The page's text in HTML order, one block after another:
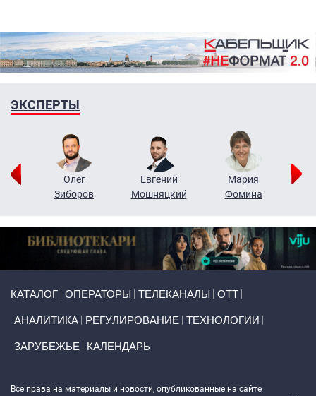
ЭКСПЕРТЫ
Олег
Зиборов
Евгений
Мошняцкий
Мария
Фомина
КАТАЛОГ ОПЕРАТОРЫ ТЕЛЕКАНАЛЫ ОТТ
АНАЛИТИКА РЕГУЛИРОВАНИЕ ТЕХНОЛОГИИ
ЗАРУБЕЖЬЕ КАЛЕНДАРЬ
Все права на материалы и новости, опубликованные на сайте